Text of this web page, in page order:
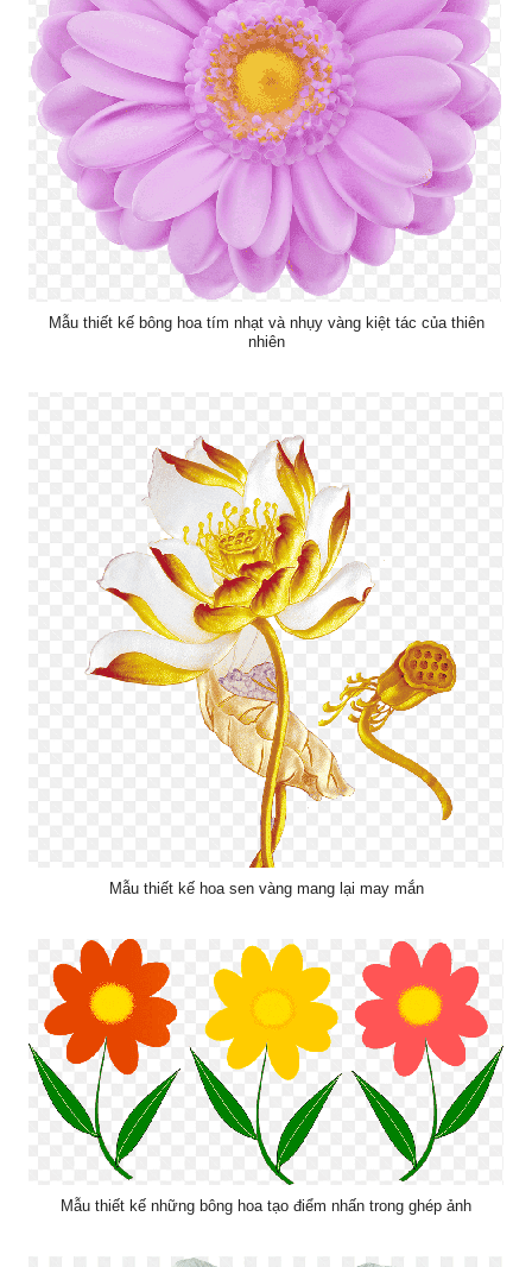
Mẫu thiết kế bông hoa tím nhạt và nhụy vàng kiệt tác của thiên
nhiên
Mẫu thiết kế hoa sen vàng mang lại may mắn
Mẫu thiết kế những bông hoa tạo điểm nhấn trong ghép ảnh